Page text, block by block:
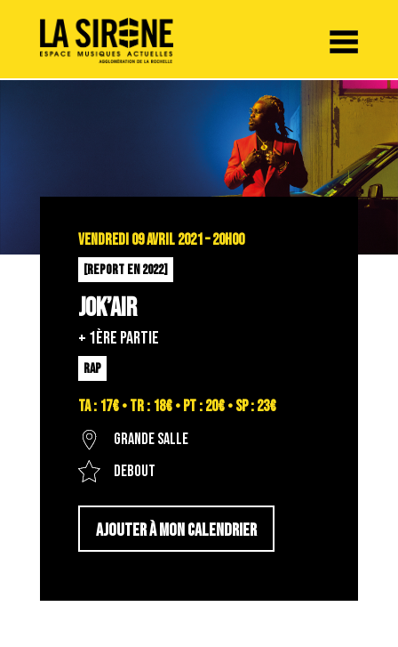
VENDREDI 09 AVRIL 2021 – 20H00
[REPORT EN 2022]
JOK’AIR
+ 1ère partie
RAP
TA : 17€ • TR : 18€ • PT : 20€ • SP : 23€
Grande salle
Debout
AJOUTER À MON CALENDRIER